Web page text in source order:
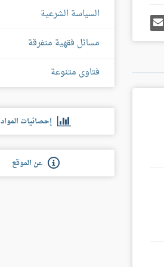
إرسل
إيميل
السياسة الشرعية
مسائل فقهية متفرقة
فتاوى متنوعة
إحصائيات المواد
عن الموقع